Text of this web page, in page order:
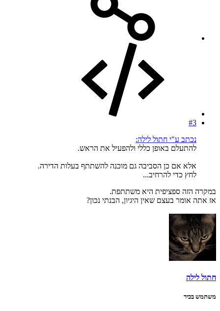
#3
נכתב ע"י חתול לילה:
להתעלם באופן כללי ולהפעיל את הראש.
אלא אם כן הסביבה גם מוכנה להשתתף בעלות הדירה.
לחץ כדי להרחיב...
במקרה הזה ספציפית היא משתתפת.
אז אתה אומר בעצם שאין היגיון, הבנתי נכון?
חתול לילה
משתמש בכיר